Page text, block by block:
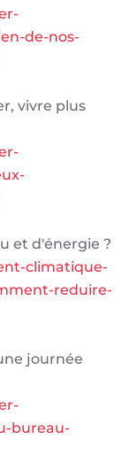
de-nos-
vivre plus
et d'énergie ?
climatique-
reduire-
journée
bureau-